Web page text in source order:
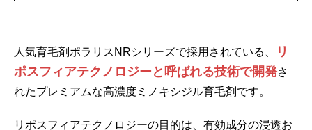
人気育毛剤ポラリスNRシリーズで採用されている、
リ
ポスフィアテクノロジーと呼ばれる技術で開発さ
れたプレミアムな高濃度ミノキシジル育毛剤です。
リポスフィアテクノロジーの目的は、有効成分の浸透お